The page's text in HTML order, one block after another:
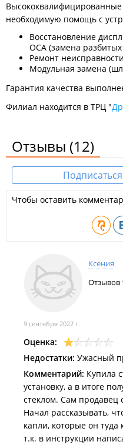
необходимую помощь с
Восстановление
OCA (замена
Ремонт
Модульная замена
Гарантия качества
Филиал находится в ТРЦ "
Отзывы (12)
Чтобы оставить
Ксения
Отзывов
9 сентября 2022 г.
Оценка:
Недостатки: Ужасный
Комментарий: Купила
установку, а в итоге
стеклом. Сам продавец
Начал рассказывать,
капли, которые он туда
т.к. в инструкции